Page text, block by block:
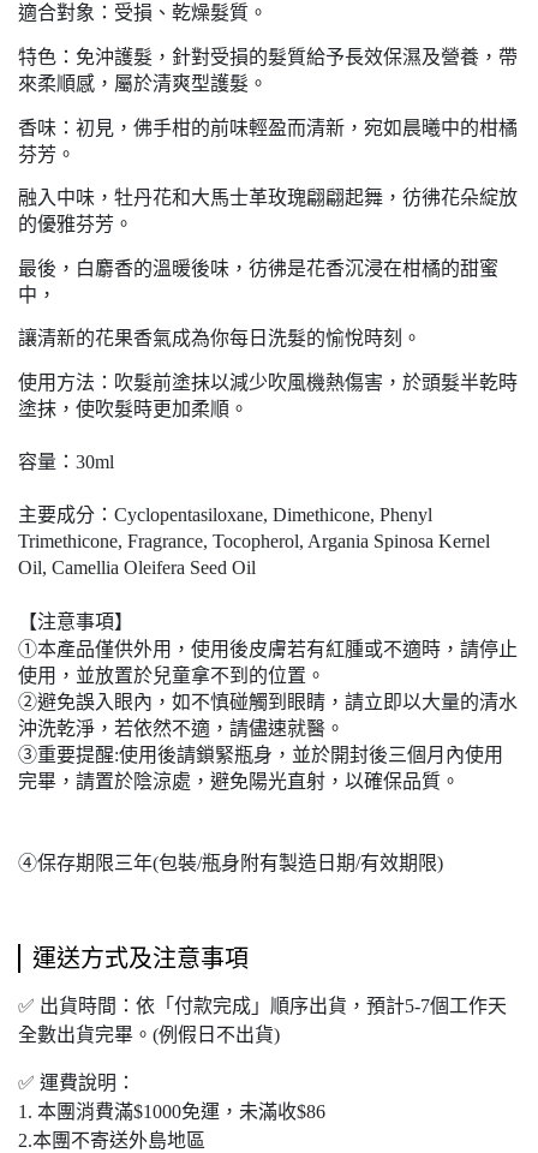
適合對象： 受損、乾燥髮質。
特色： 免沖護髮，針對受損的髮質給予長效保濕及營養，帶
來柔順感，屬於清爽型護髮。
香味：初見，佛手柑的前味輕盈而清新，宛如晨曦中的柑橘
芬芳。
融入中味，牡丹花和大馬士革玫瑰翩翩起舞，彷彿花朵綻放
的優雅芬芳。
最後，白麝香的溫暖後味，彷彿是花香沉浸在柑橘的甜蜜
中，
讓清新的花果香氣成為你每日洗髮的愉悅時刻。
使用方法：吹髮前塗抹以減少吹風機熱傷害，於頭髮半乾時
塗抹，使吹髮時更加柔順。
容量：30ml
主要成分：Cyclopentasiloxane, Dimethicone, Phenyl
Trimethicone, Fragrance, Tocopherol, Argania Spinosa Kernel
Oil, Camellia Oleifera Seed Oil
【注意事項】
①本產品僅供外用，使用後皮膚若有紅腫或不適時，請停止
使用，並放置於兒童拿不到的位置。
②避免誤入眼內，如不慎碰觸到眼睛，請立即以大量的清水
沖洗乾淨，若依然不適，請儘速就醫。
③重要提醒:使用後請鎖緊瓶身，並於開封後三個月內使用
完畢， 請置於陰涼處，避免陽光直射 ，以確保品質。
④保存期限三年(包裝/瓶身附有製造日期/有效期限)
運送方式及注意事項
✅ 出貨時間：依「付款完成」順序出貨，預計5-7個工作天
全數出貨完畢。(例假日不出貨)
✅ 運費說明：
1. 本團消費滿$1000免運，未滿收$86
2.本團不寄送外島地區